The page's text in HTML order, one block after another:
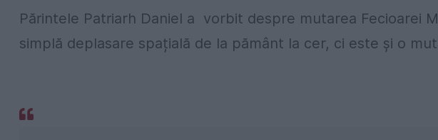
Părintele Patriarh Daniel a vorbit despre mutarea Fecioarei
simplă deplasare spațială de la pământ la cer, ci este și o